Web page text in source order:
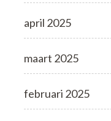
april 2025
maart 2025
februari 2025